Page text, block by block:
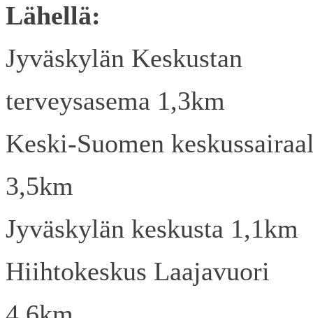
Lähellä:
Jyväskylän Keskustan
terveysasema 1,3km
Keski-Suomen
3,5km
Jyväskylän keskusta 1,1km
Hiihtokeskus Laajavuori